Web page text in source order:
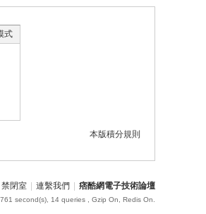
式
本版積分規則
禁閉室 連繫我們 痞酷網電子技術論壇
second(s), 14 queries , Gzip On, Redis On.